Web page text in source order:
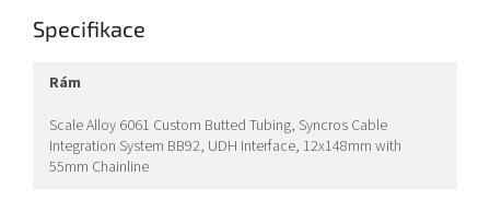
Specifikace
rám
Scale Alloy 6061 Custom Butted Tubing, Syncros Cable
Integration System BB92, UDH Interface, 12x148mm with
55mm Chainline